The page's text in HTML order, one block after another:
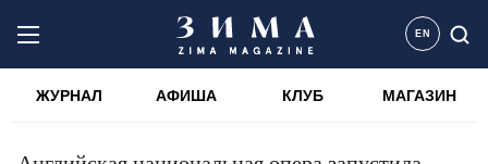
EN
ЖУРНАЛ АФИША КЛУБ МАГАЗИН